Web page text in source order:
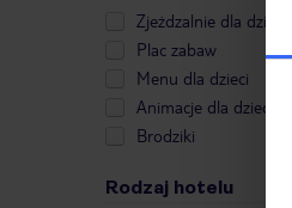
Zjeżdzalnie dla dzieci
Plac zabaw
Menu dla dzieci
Animacje dla dzieci
Brodziki
Rodzaj hotelu